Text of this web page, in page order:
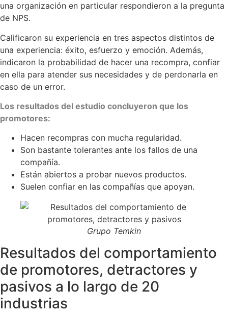
una organización en particular respondieron a la pregunta
de NPS.
Calificaron su experiencia en tres aspectos distintos de
una experiencia: éxito, esfuerzo y emoción. Además,
indicaron la probabilidad de hacer una recompra, confiar
en ella para atender sus necesidades y de perdonarla en
caso de un error.
Los resultados del estudio concluyeron que los
promotores:
Hacen recompras con mucha regularidad.
Son bastante tolerantes ante los fallos de una
compañía.
Están abiertos a probar nuevos productos.
Suelen confiar en las compañías que apoyan.
Grupo Temkin
Resultados del comportamiento
de promotores, detractores y
pasivos a lo largo de 20
industrias